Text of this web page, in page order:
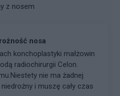
z nosem
nosa
konchoplastyki małżowin
radiochirurgii Celon.
nie ma żadnej
i muszę cały czas